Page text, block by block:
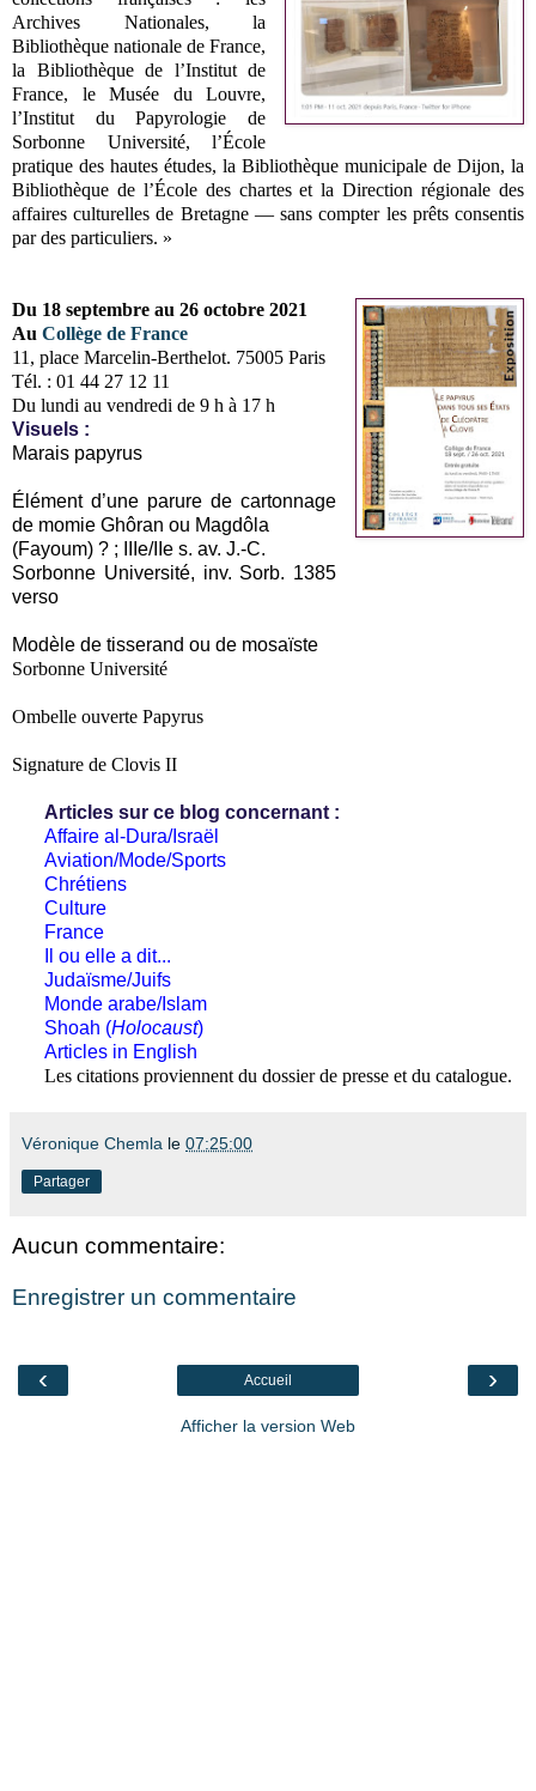
Archives Nationales, la
Bibliothèque nationale de France,
la Bibliothèque de l’Institut de
France, le Musée du Louvre,
l’Institut du Papyrologie de
Sorbonne Université, l’École
pratique des hautes études, la Bibliothèque municipale de Dijon, la
Bibliothèque de l’École des chartes et la Direction régionale des
affaires culturelles de Bretagne — sans compter les prêts consentis
par des particuliers. »
Du 18 septembre au 26 octobre 2021
Au Collège de France
11, place Marcelin-Berthelot. 75005 Paris
Tél. : 01 44 27 12 11
Du lundi au vendredi de 9 h à 17 h
Visuels :
Marais papyrus
Élément d’une parure de cartonnage
de momie Ghôran ou Magdôla
(Fayoum) ? ; IIIe/IIe s. av. J.-C.
Sorbonne Université, inv. Sorb. 1385
verso
Modèle de tisserand ou de mosaïste
Sorbonne Université
Ombelle ouverte Papyrus
Signature de Clovis II
Articles sur ce blog concernant :
Affaire al-Dura/Israël
Aviation/Mode/Sports
Chrétiens
Culture
France
Il ou elle a dit...
Judaïsme/Juifs
Monde arabe/Islam
Shoah (Holocaust)
Articles in English
Les citations proviennent du dossier de presse et du catalogue.
Véronique Chemla le 07:25:00
Partager
Aucun commentaire:
Enregistrer un commentaire
‹ ›
Accueil
Afficher la version Web